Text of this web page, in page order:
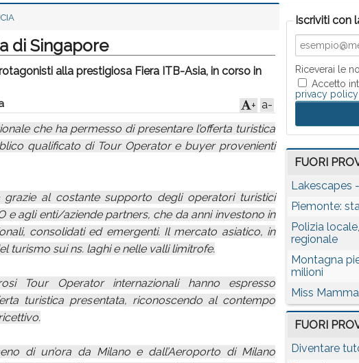
di Singapore
alla prestigiosa Fiera ITB-Asia, in corso in
a-
+
che ha permesso di presentare l’offerta turistica
qualificato di Tour Operator e buyer provenienti
al costante supporto degli operatori turistici
e agli enti/aziende partners, che da anni investono in
consolidati ed emergenti. Il mercato asiatico, in
turismo sui ns. laghi e nelle valli limitrofe.
Tour Operator internazionali hanno espresso
turistica presentata, riconoscendo al contempo
di un’ora da Milano e dall’Aeroporto di Milano
Iscriviti con
Riceverai le
Accetto
privacy policy
FUORI
Lakescapes
Piemonte:
Polizia
regionale
Montagna
milioni
Miss
FUORI
Diventare